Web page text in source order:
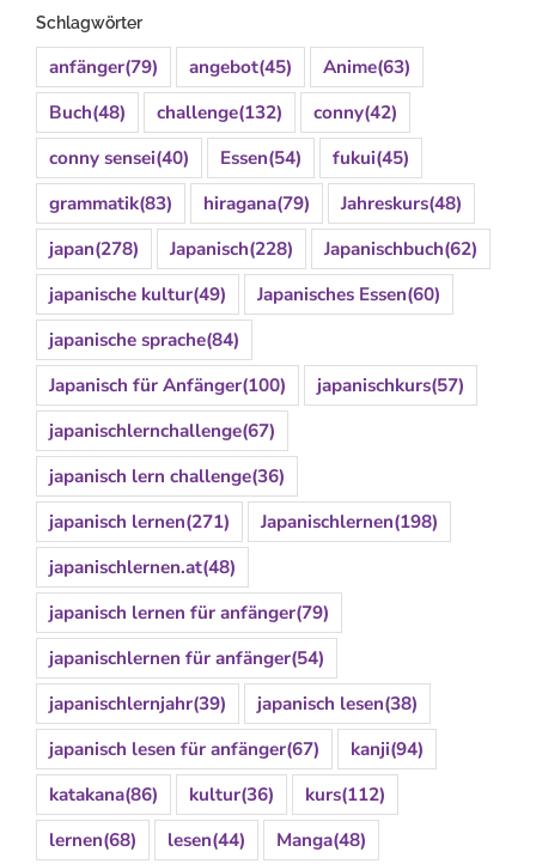
Schlagwörter
anfänger(79) angebot(45) Anime(63)
Buch(48) challenge(132) conny(42)
conny sensei(40) Essen(54) fukui(45)
grammatik(83) hiragana(79) Jahreskurs(48)
japan(278) Japanisch(228) Japanischbuch(62)
japanische kultur(49) Japanisches Essen(60)
japanische sprache(84)
Japanisch für Anfänger(100) japanischkurs(57)
japanischlernchallenge(67)
japanisch lern challenge(36)
japanisch lernen(271) Japanischlernen(198)
japanischlernen.at(48)
japanisch lernen für anfänger(79)
japanischlernen für anfänger(54)
japanischlernjahr(39) japanisch lesen(38)
japanisch lesen für anfänger(67) kanji(94)
katakana(86) kultur(36) kurs(112)
lernen(68) lesen(44) Manga(48)